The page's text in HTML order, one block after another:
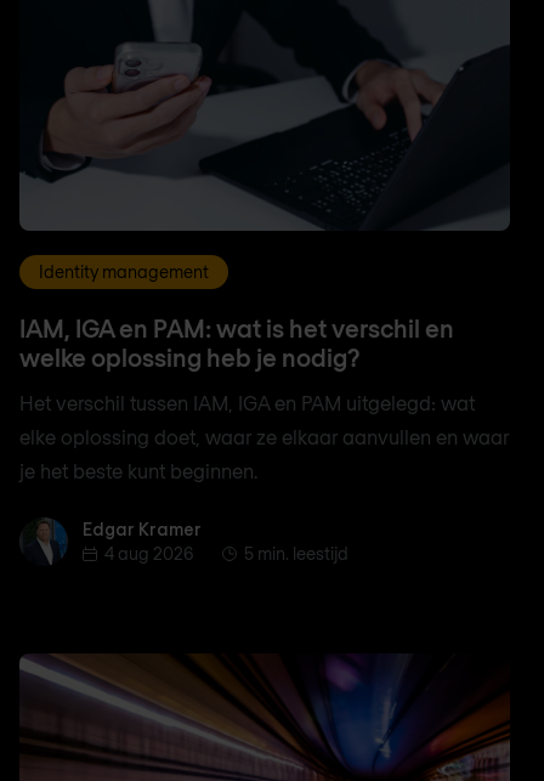
Identity management
IAM, IGA en PAM: wat is het verschil en
welke oplossing heb je nodig?
Het verschil tussen IAM, IGA en PAM uitgelegd: wat
elke oplossing doet, waar ze elkaar aanvullen en waar
je het beste kunt beginnen.
Edgar KramerEdgar Kramer
4 aug 2026
5 min. leestijd